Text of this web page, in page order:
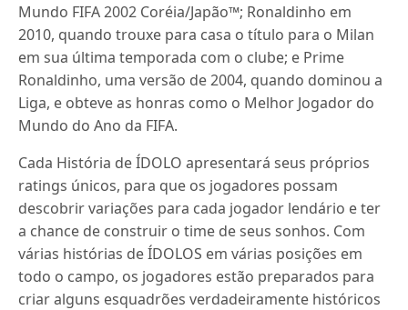
Mundo FIFA 2002 Coréia/Japão™; Ronaldinho em
2010, quando trouxe para casa o título para o Milan
em sua última temporada com o clube; e Prime
Ronaldinho, uma versão de 2004, quando dominou a
Liga, e obteve as honras como o Melhor Jogador do
Mundo do Ano da FIFA.
Cada História de ÍDOLO apresentará seus próprios
ratings únicos, para que os jogadores possam
descobrir variações para cada jogador lendário e ter
a chance de construir o time de seus sonhos. Com
várias histórias de ÍDOLOS em várias posições em
todo o campo, os jogadores estão preparados para
criar alguns esquadrões verdadeiramente históricos